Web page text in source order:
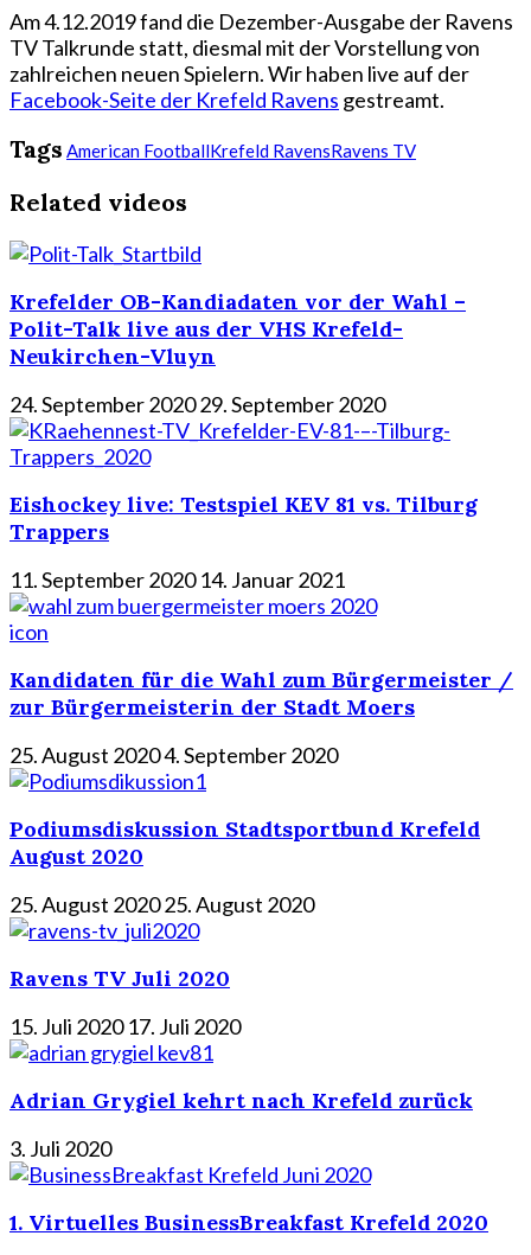
Am 4.12.2019 fand die Dezember-Ausgabe der Ravens
TV Talkrunde statt, diesmal mit der Vorstellung von
zahlreichen neuen Spielern. Wir haben live auf der
Facebook-Seite der Krefeld Ravens gestreamt.
Tags American FootballKrefeld RavensRavens TV
Related videos
Krefelder OB-Kandiadaten vor der Wahl –
Polit-Talk live aus der VHS Krefeld-
Neukirchen-Vluyn
24. September 202029. September 2020
Eishockey live: Testspiel KEV 81 vs. Tilburg
Trappers
11. September 2020 14. Januar 2021
icon
Kandidaten für die Wahl zum Bürgermeister /
zur Bürgermeisterin der Stadt Moers
25. August 20204. September 2020
Podiumsdiskussion Stadtsportbund Krefeld
August 2020
25. August 202025. August 2020
Ravens TV Juli 2020
15. Juli 2020 17. Juli 2020
Adrian Grygiel kehrt nach Krefeld zurück
3. Juli 2020
1. Virtuelles BusinessBreakfast Krefeld 2020